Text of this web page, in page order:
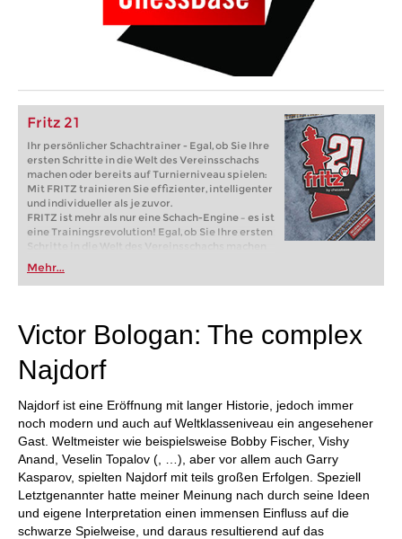
Fritz 21
Ihr persönlicher Schachtrainer - Egal, ob Sie Ihre
ersten Schritte in die Welt des Vereinsschachs
machen oder bereits auf Turnierniveau spielen:
Mit FRITZ trainieren Sie effizienter, intelligenter
und individueller als je zuvor.
FRITZ ist mehr als nur eine Schach-Engine – es ist
eine Trainingsrevolution! Egal, ob Sie Ihre ersten
Schritte in die Welt des Vereinsschachs machen
oder bereits auf Turnierniveau spielen: Mit
FRITZ trainieren Sie effizienter, intelligenter und
individueller als je zuvor.
Mehr...
Victor Bologan: The complex
Najdorf
Najdorf ist eine Eröffnung mit langer Historie, jedoch immer
noch modern und auch auf Weltklasseniveau ein angesehener
Gast. Weltmeister wie beispielsweise Bobby Fischer, Vishy
Anand, Veselin Topalov (, …), aber vor allem auch Garry
Kasparov, spielten Najdorf mit teils großen Erfolgen. Speziell
Letztgenannter hatte meiner Meinung nach durch seine Ideen
und eigene Interpretation einen immensen Einfluss auf die
schwarze Spielweise, und daraus resultierend auf das